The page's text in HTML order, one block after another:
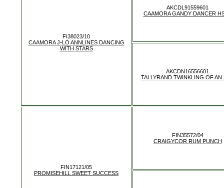
FI38023/10
CAAMORA J-LO ANNLINES DANCING
WITH STARS
AKCDL91559601
CAAMORA GANDY DANCER
AKCDN16556601
TALLYRAND TWINKLING OF AN
FIN17121/05
PROMISEHILL SWEET SUCCESS
FIN35572/04
CRAIGYCOR RUM PUNCH